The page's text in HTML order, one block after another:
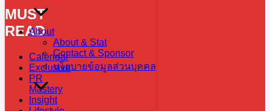
About
About & Stat
Contact & Sponsor
นโยบายข้อมูลส่วนบุคคล
MUST
READ
Calendar
Exclusive
PR
Mastery
Insight